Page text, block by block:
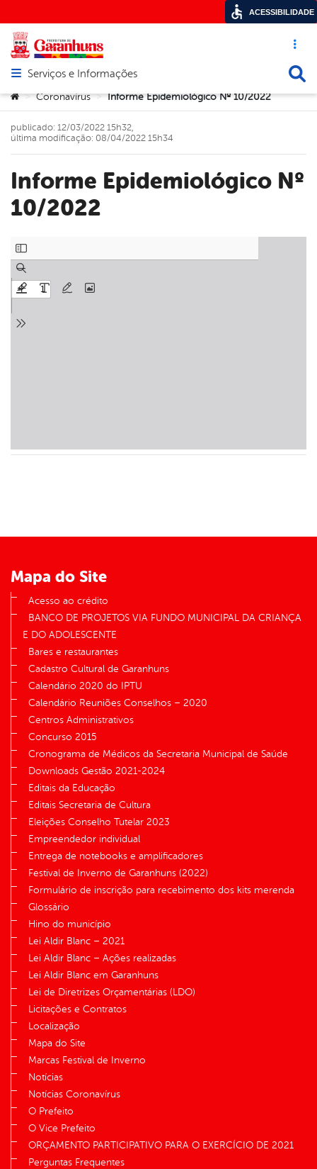
Acesso
Abrir menu principal de navegação
Serviços e Informações
Você está aqui:
> Coronavírus > Informe Epidemiológico Nº 10/2022
Informe Epidemiológico Nº
10/2022
publicado: 12/03/2022 15h32,
última modificação: 08/04/2022 15h34
Mapa do Site
Acesso ao crédito
BANCO DE PROJETOS VIA FUNDO MUNICIPAL DA CRIANÇA
E DO ADOLESCENTE
Bares e restaurantes
Cadastro Cultural de Garanhuns
Calendário 2020 do IPTU
Calendário Reuniões Conselhos – 2020
Centros Administrativos
Concurso 2015
Cronograma de Médicos da Secretaria Municipal de Saúde
Downloads Gestão 2021-2024
Editais da Educação
Editais Secretaria de Cultura
Eleições Conselho Tutelar 2023
Empreendedor individual
Entrega de notebooks e amplificadores
Festival de Inverno de Garanhuns (2022)
Formulário de inscrição para recebimento dos kits merenda
Glossário
Hino do município
Lei Aldir Blanc – 2021
Lei Aldir Blanc – Ações realizadas
Lei Aldir Blanc em Garanhuns
Lei de Diretrizes Orçamentárias (LDO)
Licitações e Contratos
Localização
Mapa do Site
Marcas Festival de Inverno
Notícias
Notícias Coronavírus
O Prefeito
O Vice Prefeito
ORÇAMENTO PARTICIPATIVO PARA O EXERCÍCIO DE 2021
Perguntas Frequentes
ACESSIBILIDADE